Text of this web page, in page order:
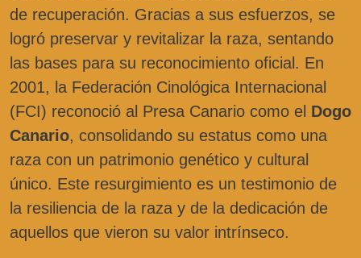
de recuperación. Gracias a sus esfuerzos, se
logró preservar y revitalizar la raza, sentando
las bases para su reconocimiento oficial. En
2001, la Federación Cinológica Internacional
(FCI) reconoció al Presa Canario como el Dogo
Canario, consolidando su estatus como una
raza con un patrimonio genético y cultural
único. Este resurgimiento es un testimonio de
la resiliencia de la raza y de la dedicación de
aquellos que vieron su valor intrínseco.